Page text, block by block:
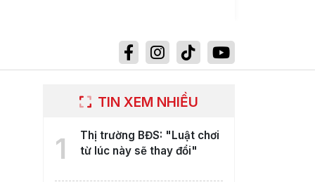
TIN XEM NHIỀU
1
Thị trường BĐS: "Luật chơi
từ lúc này sẽ thay đổi"